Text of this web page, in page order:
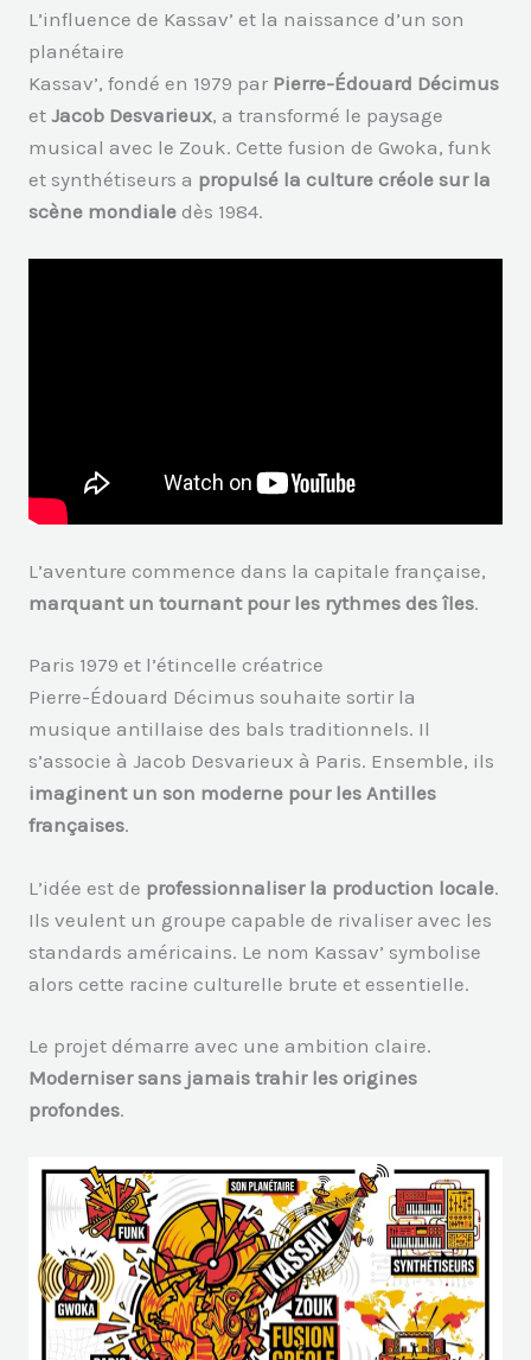
L’influence de Kassav’ et la naissance d’un son
planétaire
Kassav’, fondé en 1979 par Pierre-Édouard Décimus
etJacob Desvarieux, a transformé le paysage
musical avec le Zouk. Cette fusion de Gwoka, funk
et synthétiseurs a propulsé la culture créole sur la
scène mondiale dès 1984.
L’aventure commence dans la capitale française,
marquant un tournant pour les rythmes des îles.
Paris 1979 et l’étincelle créatrice
Pierre-Édouard Décimus souhaite sortir la
musique antillaise des bals traditionnels. Il
s’associe à Jacob Desvarieux à Paris. Ensemble, ils
imaginent un son moderne pour les Antilles
françaises.
L’idée est de professionnaliser la production locale.
Ils veulent un groupe capable de rivaliser avec les
standards américains. Le nom Kassav’ symbolise
alors cette racine culturelle brute et essentielle.
Le projet démarre avec une ambition claire.
Moderniser sans jamais trahir les origines
profondes.